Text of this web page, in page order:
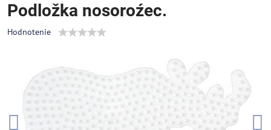
Podložka nosoroźec.
Hodnotenie